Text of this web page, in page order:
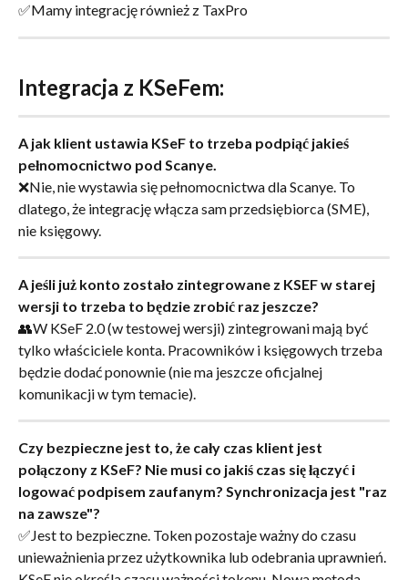
✅Mamy integrację również z TaxPro
Integracja z KSeFem:
A jak klient ustawia KSeF to trzeba podpiąć jakieś
pełnomocnictwo pod Scanye.
❌Nie, nie wystawia się pełnomocnictwa dla Scanye. To
dlatego, że integrację włącza sam przedsiębiorca (SME),
nie księgowy.
A jeśli już konto zostało zintegrowane z KSEF w starej
wersji to trzeba to będzie zrobić raz jeszcze?
👥W KSeF 2.0 (w testowej wersji) zintegrowani mają być
tylko właściciele konta. Pracowników i księgowych trzeba
będzie dodać ponownie (nie ma jeszcze oficjalnej
komunikacji w tym temacie).
Czy bezpieczne jest to, że cały czas klient jest
połączony z KSeF? Nie musi co jakiś czas się łączyć i
logować podpisem zaufanym? Synchronizacja jest "raz
na zawsze"?
✅Jest to bezpieczne. Token pozostaje ważny do czasu
unieważnienia przez użytkownika lub odebrania uprawnień.